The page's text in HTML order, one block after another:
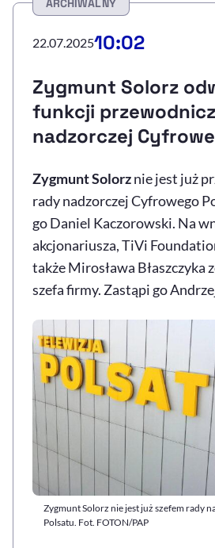
Sprawdź, jak i dlaczego zwiększamy
Deklaracja dostępności, otwiera się w
ARCHIWALNY
22.07.202510:02
Zygmunt Solorz
funkcji
nadzorczej
Zygmunt Solorznie jest już
rady nadzorczej Cyfrowego
go Daniel Kaczorowski. Na
akcjonariusza, TiVi
także Mirosława Błaszczyka
szefa firmy. Zastąpi go
Zygmunt Solorz nie jest już szefem rady
Polsatu. Fot. FOTON/PAP